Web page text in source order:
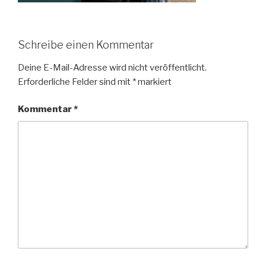
Schreibe einen Kommentar
Deine E-Mail-Adresse wird nicht veröffentlicht.
Erforderliche Felder sind mit *markiert
Kommentar*